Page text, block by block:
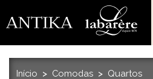
para
Início Comodas
Quartos